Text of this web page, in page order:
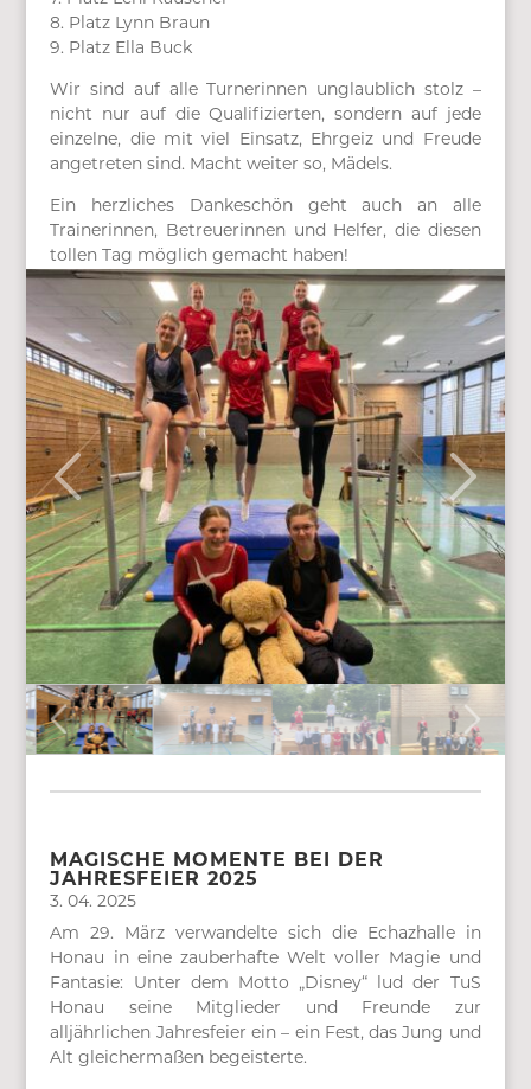
8. Platz Lynn Braun
9. Platz Ella Buck
Wir sind auf alle Turnerinnen unglaublich stolz –
nicht nur auf die Qualifizierten, sondern auf jede
einzelne, die mit viel Einsatz, Ehrgeiz und Freude
angetreten sind. Macht weiter so, Mädels.
Ein herzliches Dankeschön geht auch an alle
Trainerinnen, Betreuerinnen und Helfer, die diesen
tollen Tag möglich gemacht haben!
MAGISCHE MOMENTE BEI DER
JAHRESFEIER 2025
3. 04. 2025
Am 29. März verwandelte sich die Echazhalle in
Honau in eine zauberhafte Welt voller Magie und
Fantasie: Unter dem Motto „Disney“ lud der TuS
Honau seine Mitglieder und Freunde zur
alljährlichen Jahresfeier ein – ein Fest, das Jung und
Alt gleichermaßen begeisterte.